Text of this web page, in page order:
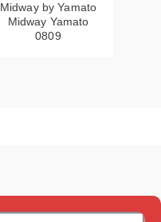
Midway by Yamato
Midway Yamato
0809